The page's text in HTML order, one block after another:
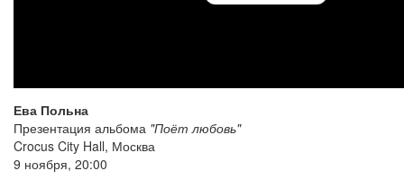
Ева Польна
Презентация альбома "Поёт любовь"
Crocus City Hall, Москва
9 ноября, 20:00